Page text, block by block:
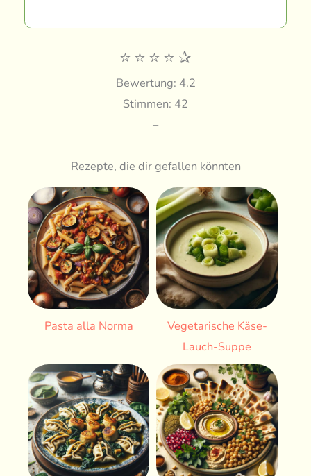
⭐ ⭐ ⭐ ⭐ ✰
Bewertung: 4.2
Stimmen: 42
–
Rezepte, die dir gefallen könnten
Pasta alla Norma
Vegetarische Käse-
Lauch-Suppe